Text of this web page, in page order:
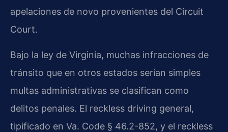
apelaciones de novo provenientes del Circuit
Court.
Bajo la ley de Virginia, muchas infracciones de
tránsito que en otros estados serían simples
multas administrativas se clasifican como
delitos penales. El reckless driving general,
tipificado en Va. Code § 46.2-852, y el reckless